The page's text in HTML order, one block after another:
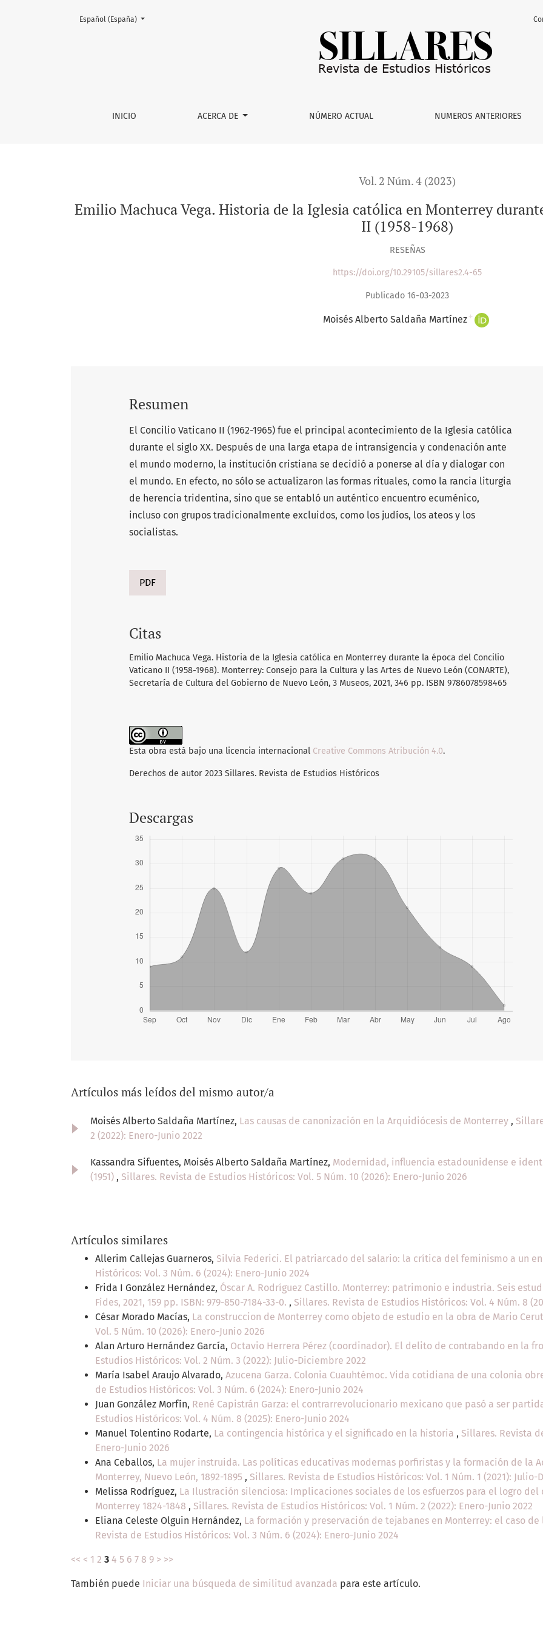
Emilio Machuca Vega. Historia de la Iglesia católica en Monterrey durante la época del Concilio Vaticano II
INICIO ACERCA DE NÚMERO ACTUAL NUMEROS ANTERIORES
Cambiar el idioma. El actual es:
Español (España)
Vol. 2 Núm. 4 (2023)
Emilio Machuca Vega. Historia de la Iglesia católica en Monterrey
II (1958-1968)
RESEÑAS
https://doi.org/10.29105/sillares2.4-65
Publicado 16-03-2023
Moisés Alberto Saldaña Martínez +
Resumen
El Concilio Vaticano II (1962-1965) fue el principal acontecimiento de la Iglesia católica
durante el siglo XX. Después de una larga etapa de intransigencia y condenación ante
el mundo moderno, la institución cristiana se decidió a ponerse al día y dialogar con
el mundo. En efecto, no sólo se actualizaron las formas rituales, como la rancia liturgia
de herencia tridentina, sino que se entabló un auténtico encuentro ecuménico,
incluso con grupos tradicionalmente excluidos, como los judíos, los ateos y los
socialistas.
PDF
Citas
Emilio Machuca Vega. Historia de la Iglesia católica en Monterrey durante la época del Concilio
Vaticano II (1958-1968). Monterrey: Consejo para la Cultura y las Artes de Nuevo León (CONARTE),
Secretaría de Cultura del Gobierno de Nuevo León, 3 Museos, 2021, 346 pp. ISBN 9786078598465
Esta obra está bajo una licencia internacional Creative Commons Atribución 4.0.
Derechos de autor 2023 Sillares. Revista de Estudios Históricos
Descargas
Artículos más leídos del mismo autor/a
Moisés Alberto Saldaña Martínez, Las causas de canonización en la Arquidiócesis de Monterrey ,
2 (2022): Enero-Junio 2022
Kassandra Sifuentes, Moisés Alberto Saldaña Martínez, Modernidad, influencia estadounidense e
(1951) , Sillares. Revista de Estudios Históricos: Vol. 5 Núm. 10 (2026): Enero-Junio 2026
Artículos similares
Allerim Callejas Guarneros, Silvia Federici. El patriarcado del salario: la crítica del feminismo a un
Históricos: Vol. 3 Núm. 6 (2024): Enero-Junio 2024
Frida I González Hernández, Óscar A. Rodríguez Castillo. Monterrey: patrimonio e industria. Seis
Fides, 2021, 159 pp. ISBN: 979-850-7184-33-0. , Sillares. Revista de Estudios Históricos: Vol. 4 Núm. 8
César Morado Macías, La construccion de Monterrey como objeto de estudio en la obra de Mario
Vol. 5 Núm. 10 (2026): Enero-Junio 2026
Alan Arturo Hernández García, Octavio Herrera Pérez (coordinador). El delito de contrabando en la
Estudios Históricos: Vol. 2 Núm. 3 (2022): Julio-Diciembre 2022
María Isabel Araujo Alvarado, Azucena Garza. Colonia Cuauhtémoc. Vida cotidiana de una colonia
de Estudios Históricos: Vol. 3 Núm. 6 (2024): Enero-Junio 2024
Juan González Morfín, René Capistrán Garza: el contrarrevolucionario mexicano que pasó a ser
Estudios Históricos: Vol. 4 Núm. 8 (2025): Enero-Junio 2024
Manuel Tolentino Rodarte, La contingencia histórica y el significado en la historia , Sillares. Revista
Enero-Junio 2026
Ana Ceballos, La mujer instruida. Las políticas educativas modernas porfiristas y la formación de la
Monterrey, Nuevo León, 1892-1895 , Sillares. Revista de Estudios Históricos: Vol. 1 Núm. 1 (2021): Julio-
Melissa Rodríguez, La Ilustración silenciosa: Implicaciones sociales de los esfuerzos para el logro
Monterrey 1824-1848 , Sillares. Revista de Estudios Históricos: Vol. 1 Núm. 2 (2022): Enero-Junio 2022
Eliana Celeste Olguin Hernández, La formación y preservación de tejabanes en Monterrey: el caso de
Revista de Estudios Históricos: Vol. 3 Núm. 6 (2024): Enero-Junio 2024
<< < 1 2 3 4 5 6 7 8 9 > >>
También puede Iniciar una búsqueda de similitud avanzada para este artículo.